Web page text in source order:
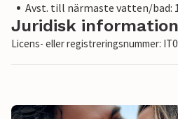
Avst. till närmaste vatten/bad:
Juridisk information
Licens- eller registreringsnummer: